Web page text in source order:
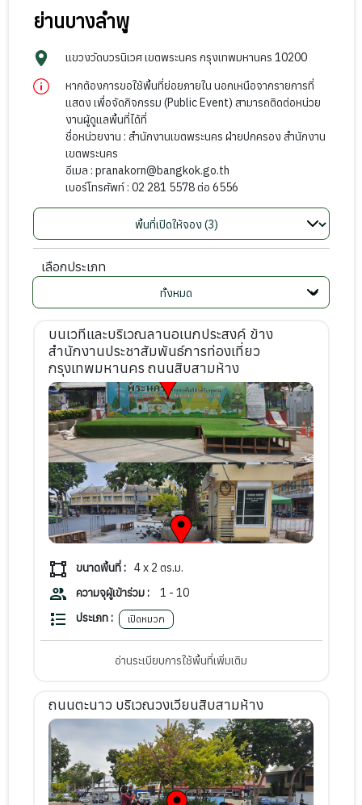
ย่านบางลำพู
แขวงวัดบวรนิเวศ เขตพระนคร กรุงเทพมหานคร 10200
หากต้องการขอใช้พื้นที่ย่อยภายใน นอกเหนือจากรายการที่
แสดง เพื่อจัดกิจกรรม (Public Event) สามารถติดต่อหน่วย
งานผู้ดูแลพื้นที่ได้ที่
ชื่อหน่วยงาน : สำนักงานเขตพระนคร ฝ่ายปกครอง สำนักงาน
เขตพระนคร
อีเมล : pranakorn@bangkok.go.th
เบอร์โทรศัพท์ : 02 281 5578 ต่อ 6556
เลือกประเภท
บนเวทีและบริเวณลานอเนกประสงค์ ข้าง
สำนักงานประชาสัมพันธ์การท่องเที่ยว
กรุงเทพมหานคร ถนนสิบสามห้าง
ขนาดพื้นที่ : 4 x 2 ตร.ม.
ความจุผู้เข้าร่วม :
1 - 10
ประเภท :
เปิดหมวก
อ่านระเบียบการใช้พื้นที่เพิ่มเติม
ถนนตะนาว บริเวณวงเวียนสิบสามห้าง